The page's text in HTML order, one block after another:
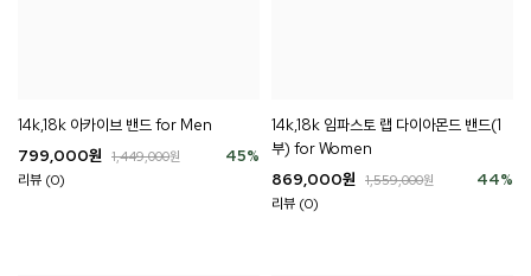
14k,18k 아카이브 밴드 for Men
45%
799,000원 1,449,000원
리뷰 (0)
14k,18k 임파스토 랩 다이아몬드 밴드(1
부) for Women
44%
869,000원 1,559,000원
리뷰 (0)